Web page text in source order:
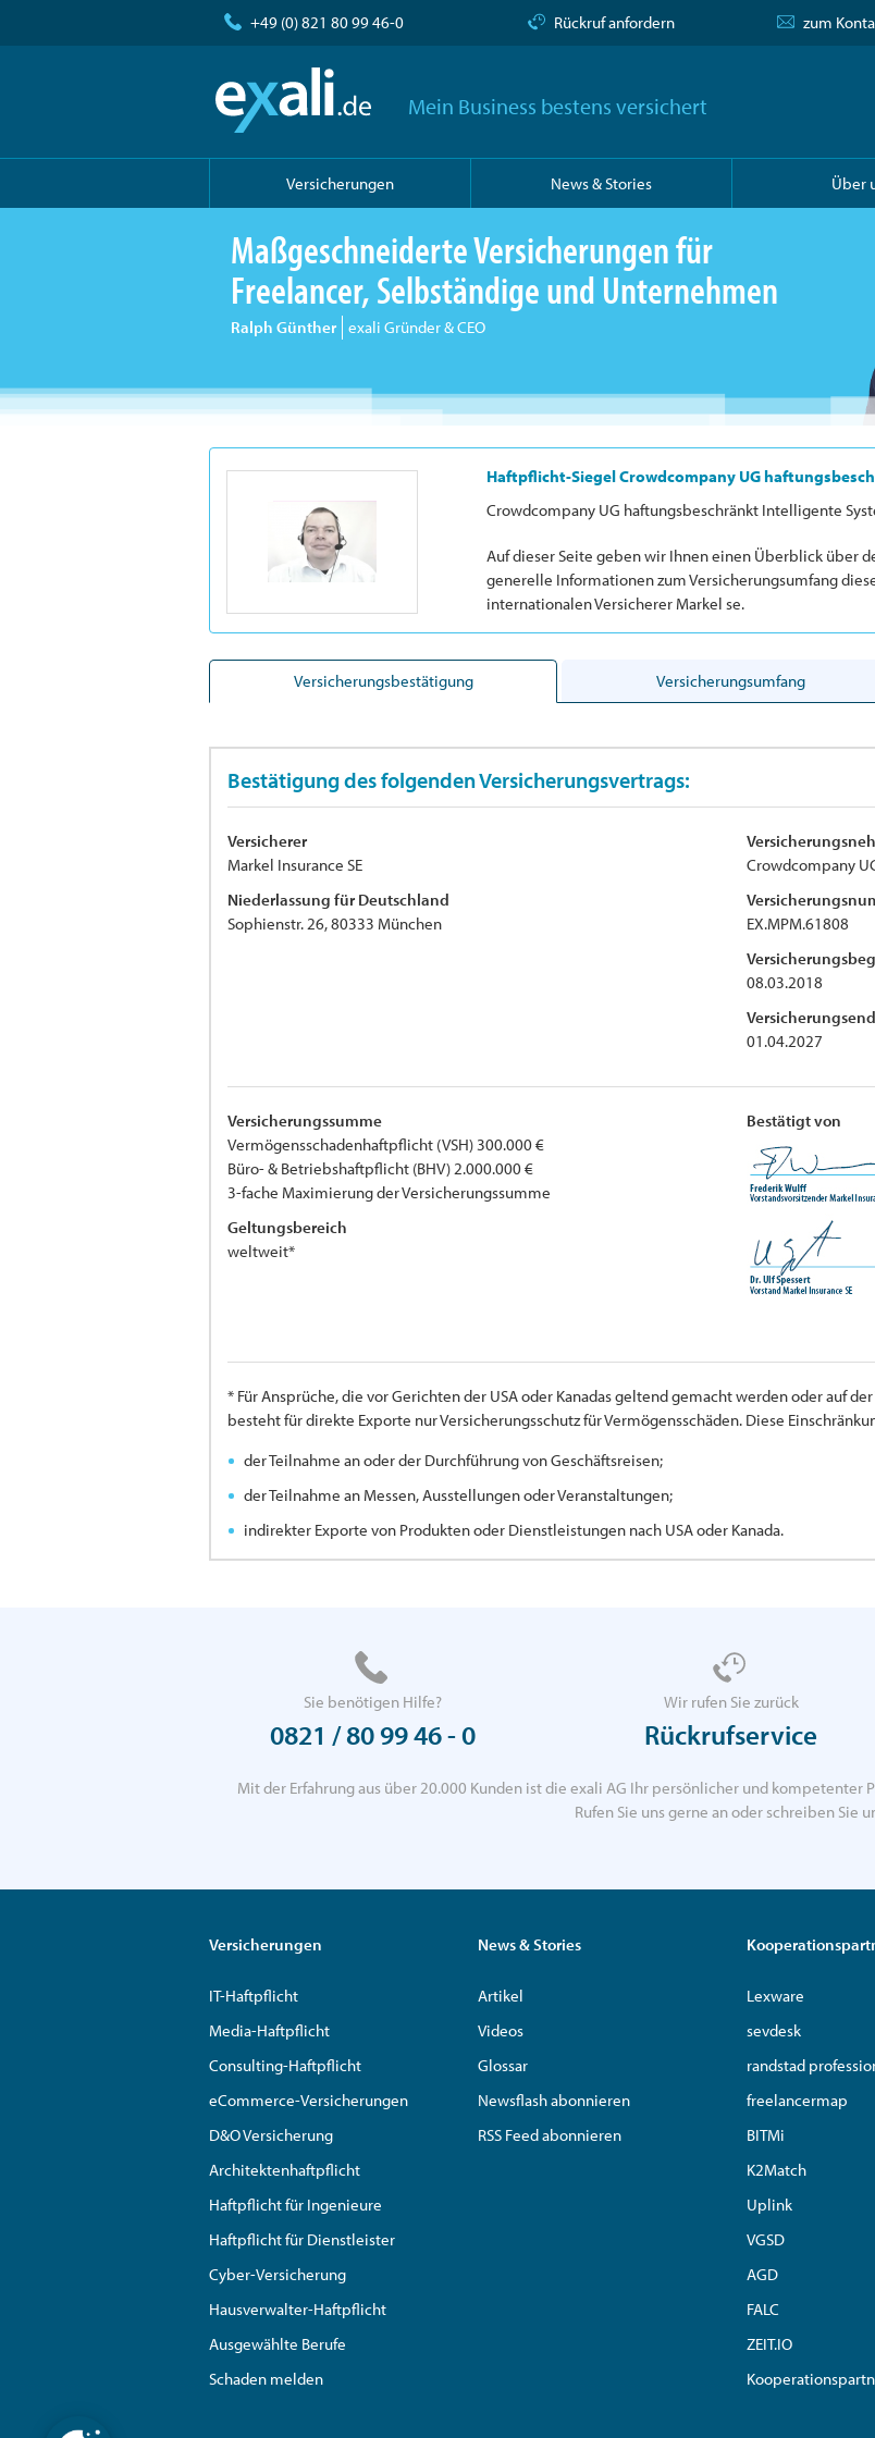
+49 (0) 821 80 99 46-0 Rückruf anfordern zum
Mein Business bestens versichert
Versicherungen News & Stories Über
Maßgeschneiderte Versicherungen für
Freelancer, Selbständige und Unternehmen
Ralph Günther exali Gründer & CEO
Haftpflicht-Siegel Crowdcompany UG
Crowdcompany UG haftungsbeschränkt Intelligente
Auf dieser Seite geben wir Ihnen einen Überblick über
generelle Informationen zum Versicherungsumfang
internationalen Versicherer Markel se.
Versicherungsbestätigung Versicherungsumfang
Bestätigung des folgenden Versicherungsvertrags:
Versicherer
Markel Insurance SE
Niederlassung für Deutschland
Sophienstr. 26, 80333 München
Crowdcompany
EX.MPM.61808
08.03.2018
01.04.2027
Versicherungssumme
Vermögensschadenhaftpflicht (VSH) 300.000 €
Büro- & Betriebshaftpflicht (BHV) 2.000.000 €
3-fache Maximierung der Versicherungssumme
Geltungsbereich
weltweit*
Bestätigt von
* Für Ansprüche, die vor Gerichten der USA oder Kanadas geltend gemacht werden oder auf
besteht für direkte Exporte nur Versicherungsschutz für Vermögensschäden. Diese
der Teilnahme an oder der Durchführung von Geschäftsreisen;
der Teilnahme an Messen, Ausstellungen oder Veranstaltungen;
indirekter Exporte von Produkten oder Dienstleistungen nach USA oder Kanada.
Sie benötigen Hilfe?
0821 / 80 99 46 - 0
Wir rufen Sie zurück
Rückrufservice
Mit der Erfahrung aus über 20.000 Kunden ist die exali AG Ihr persönlicher und kompetenter
Rufen Sie uns gerne an oder schreiben Sie
Versicherungen
IT-Haftpflicht
Media-Haftpflicht
Consulting-Haftpflicht
eCommerce-Versicherungen
D&O Versicherung
Architektenhaftpflicht
Haftpflicht für Ingenieure
Haftpflicht für Dienstleister
Cyber-Versicherung
Hausverwalter-Haftpflicht
Ausgewählte Berufe
Schaden melden
News & Stories
Artikel
Videos
Glossar
Newsflash abonnieren
RSS Feed abonnieren
Lexware
sevdesk
randstad
freelancermap
BITMi
K2Match
Uplink
VGSD
AGD
FALC
ZEIT.IO